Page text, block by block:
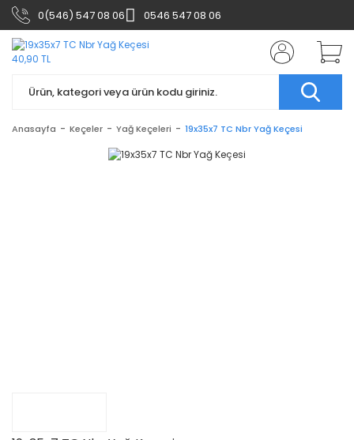
0(546) 547 08 06 0546 547 08 06
Anasayfa Keçeler Yağ Keçeleri 19x35x7 TC Nbr Yağ Keçesi